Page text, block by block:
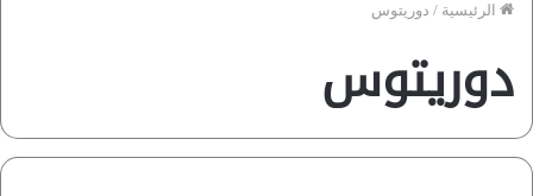
الرئيسية / دوريتوس
دوريتوس